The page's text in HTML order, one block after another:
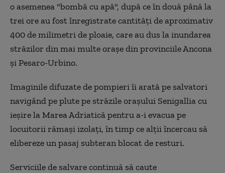
o asemenea "bombă cu apă", după ce în două până la
trei ore au fost înregistrate cantităţi de aproximativ
400 de milimetri de ploaie, care au dus la inundarea
străzilor din mai multe oraşe din provinciile Ancona
şi Pesaro-Urbino.
Imaginile difuzate de pompieri îi arată pe salvatori
navigând pe plute pe străzile oraşului Senigallia cu
ieşire la Marea Adriatică pentru a-i evacua pe
locuitorii rămaşi izolaţi, în timp ce alţii încercau să
elibereze un pasaj subteran blocat de resturi.
Serviciile de salvare continuă să caute